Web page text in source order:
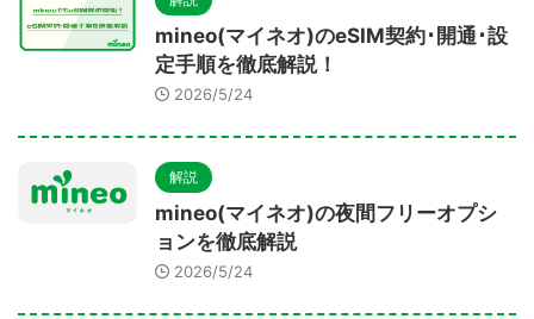
mineo(マイネオ)のeSIM契約･開通･設
定手順を徹底解説！
2026/5/24
解説
mineo(マイネオ)の夜間フリーオプシ
ョンを徹底解説
2026/5/24